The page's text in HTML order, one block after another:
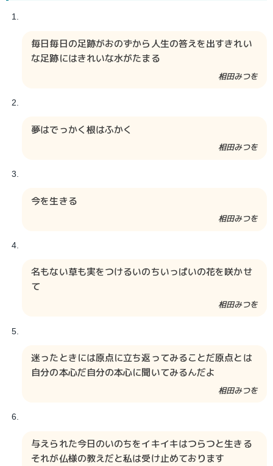
毎日毎日の足跡がおのずから人生の答えを出すきれい
な足跡にはきれいな水がたまる
相田みつを​​
夢はでっかく根はふかく
相田みつを​​
今を生きる
相田みつを​​
名もない草も実をつけるいのちいっぱいの花を咲かせ
て
相田みつを​​
迷ったときには原点に立ち返ってみることだ原点とは
自分の本心だ自分の本心に聞いてみるんだよ
相田みつを​​
与えられた今日のいのちをイキイキはつらつと生きる
それが仏様の教えだと私は受け止めております